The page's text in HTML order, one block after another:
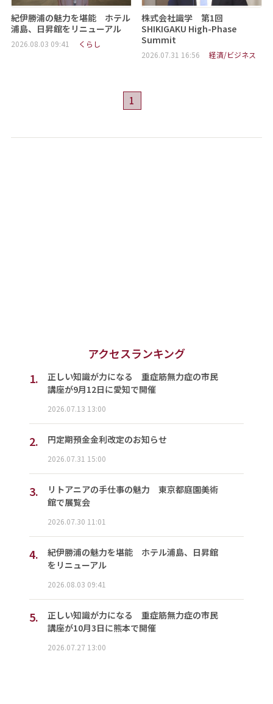
紀伊勝浦の魅力を堪能 ホテル
浦島、日昇館をリニューアル
2026.08.03 09:41 くらし
株式会社識学 第1回
SHIKIGAKU High-Phase
Summit
2026.07.31 16:56 経済/ビジネス
1
アクセスランキング
1.
正しい知識が力になる 重症筋無力症の市民
講座が9月12日に愛知で開催
2026.07.13 13:00
2. 円定期預金金利改定のお知らせ
2026.07.31 15:00
3.
リトアニアの手仕事の魅力 東京都庭園美術
館で展覧会
2026.07.30 11:01
4.
紀伊勝浦の魅力を堪能 ホテル浦島、日昇館
をリニューアル
2026.08.03 09:41
5.
正しい知識が力になる 重症筋無力症の市民
講座が10月3日に熊本で開催
2026.07.27 13:00